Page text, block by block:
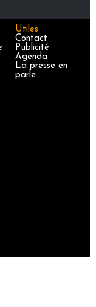
Utiles
Contact
Publicité
Agenda
La presse en
parle